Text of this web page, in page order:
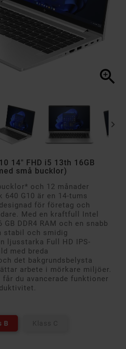


14" FHD i5 13th 16GB
små bucklor)
och 12 månader
640 G10 är en 14-tums
för företag och
Med en kraftfull Intel
DDR4 RAM och en snabb
stabil och smidig
ljusstarka Full HD IPS-
med breda
det bakgrundsbelysta
arbete i mörkare miljöer.
får du avancerade funktioner
B Klass C